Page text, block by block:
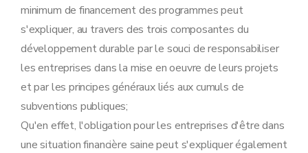
minimum de financement des programmes peut
s'expliquer, au travers des trois composantes du
développement durable par le souci de responsabiliser
les entreprises dans la mise en oeuvre de leurs projets
et par les principes généraux liés aux cumuls de
subventions publiques;
Qu'en effet, l'obligation pour les entreprises d'être dans
une situation financière saine peut s'expliquer également